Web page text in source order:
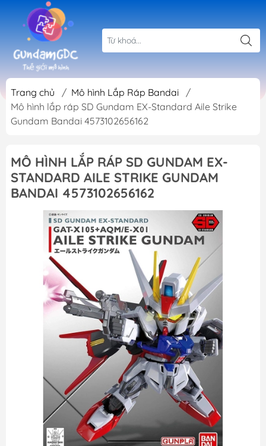
Trang chủ / Mô hình Lắp Ráp Bandai
/
Mô hình lắp ráp SD Gundam EX-Standard Aile Strike
Gundam Bandai 4573102656162
MÔ HÌNH LẮP RÁP SD GUNDAM EX-
STANDARD AILE STRIKE GUNDAM
BANDAI 4573102656162